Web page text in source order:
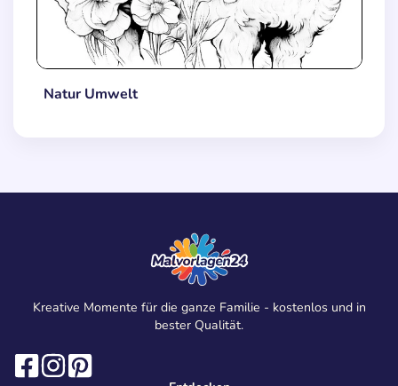
Natur Umwelt
Kreative Momente für die ganze Familie - kostenlos und in
bester Qualität.